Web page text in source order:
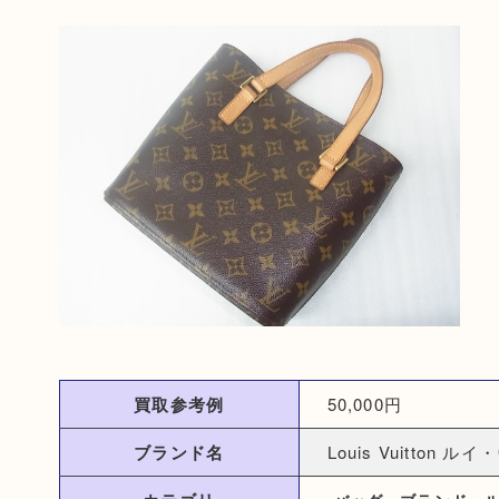
買取参考例 50,000円
ブランド名 Louis Vuitton ルイ